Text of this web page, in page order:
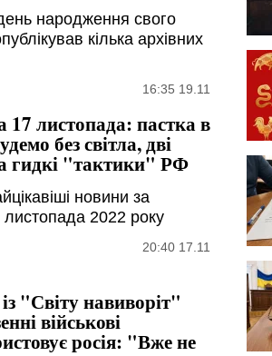
народження свого
кілька архівних
16:35 19.11
17 листопада: пастка в
без світла, дві
гидкі "тактики" РФ
новини за
2022 року
20:40 17.11
"Світу навиворіт"
військові
росія: "Вже не